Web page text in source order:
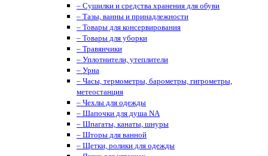
– Сушилки и средства хранения для обуви
– Тазы, ванны и принадлежности
– Товары для консервирования
– Товары для уборки
– Травянчики
– Уплотнители, утеплители
– Урна
– Часы, термометры, барометры, гигрометры,
метеостанция
– Чехлы для одежды
– Шапочки для душа NA
– Шпагаты, канаты, шнуры
– Шторы для ванной
– Щетки, ролики для одежды